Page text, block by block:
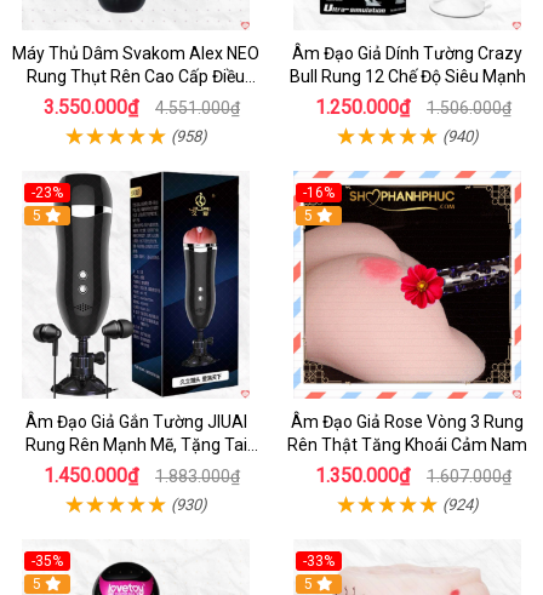
Máy Thủ Dâm Svakom Alex NEO
Rung Thụt Rên Cao Cấp Điều
Khiển App
3.550.000₫ 4.551.000₫
(958)
Âm Đạo Giả Dính Tường Crazy
Bull Rung 12 Chế Độ Siêu Mạnh
1.250.000₫ 1.506.000₫
(940)
-23%
5
Âm Đạo Giả Gắn Tường JIUAI
Rung Rên Mạnh Mẽ, Tặng Tai
Nghe
1.450.000₫ 1.883.000₫
(930)
-16%
5
Âm Đạo Giả Rose Vòng 3 Rung
Rên Thật Tăng Khoái Cảm Nam
1.350.000₫ 1.607.000₫
(924)
-35%
5
-33%
5